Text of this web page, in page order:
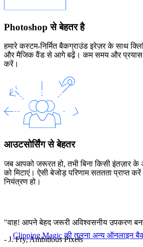
Photoshop से बेहतर है
हमारे कस्टम-निर्मित बैकग्राउंड इरेज़र के साथ
और मैजिक वैंड से आगे बढ़ें। कम समय और प्रयास में
करें।
आउटसोर्सिंग से बेहतर
जब आपको जरूरत हो, तभी बिना किसी इंतज़ार
को मिटाएं। ऐसी बेजोड़ परिणाम सततता प्राप्त
नियंत्रण हो।
Clipping Magic की तुलना अन्य ऑनलाइन
"वाह! आपने बेहद जरूरी अविश्वसनीय उपकरण
- J. Fry, Ambitious Pixels